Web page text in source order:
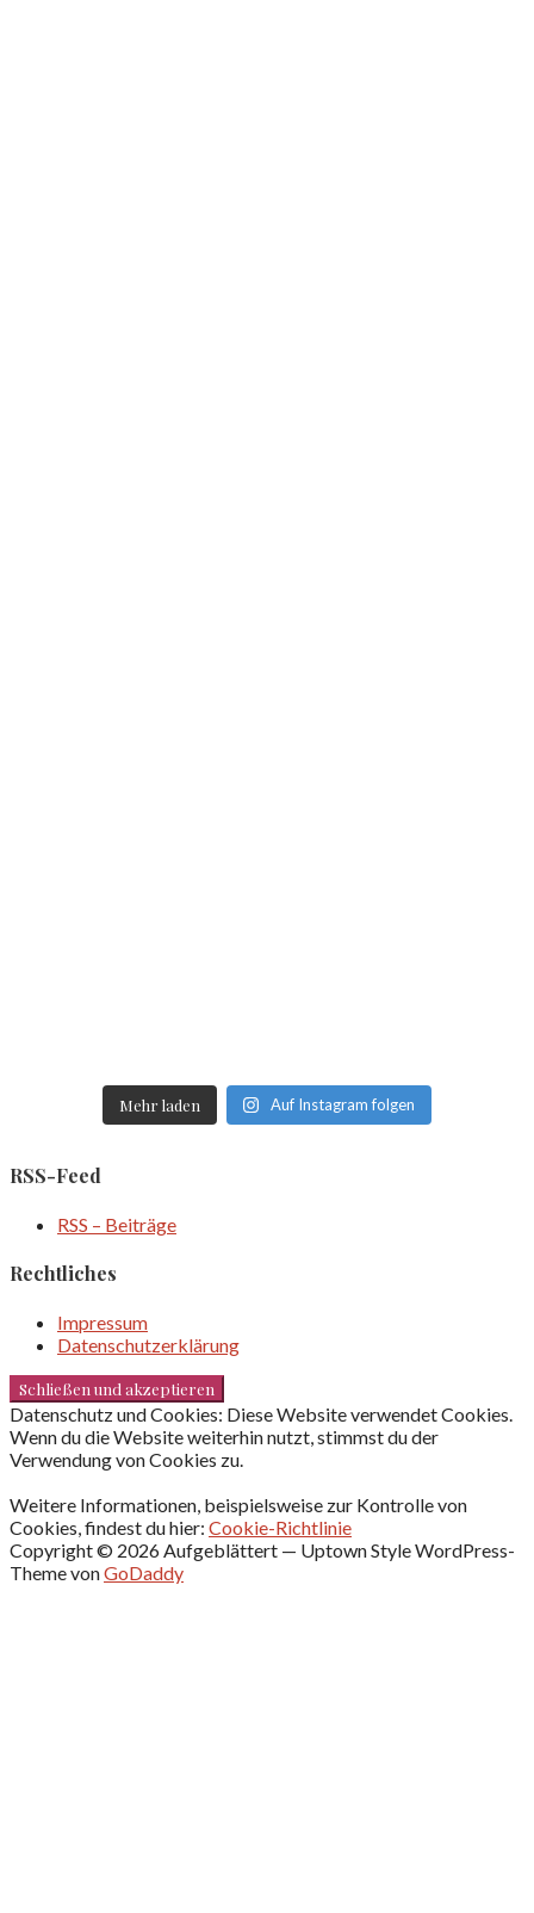
Mehr laden Auf Instagram folgen
RSS-Feed
RSS – Beiträge
Rechtliches
Impressum
Datenschutzerklärung
Datenschutz und Cookies: Diese Website verwendet Cookies.
Wenn du die Website weiterhin nutzt, stimmst du der
Verwendung von Cookies zu.
Weitere Informationen, beispielsweise zur Kontrolle von
Cookies, findest du hier: Cookie-Richtlinie
Copyright © 2026 Aufgeblättert — Uptown Style WordPress-
Theme vonGoDaddy